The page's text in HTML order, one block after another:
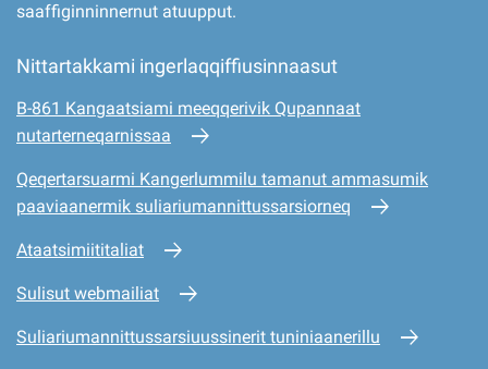
saaffiginninnernut atuupput.
Nittartakkami ingerlaqqiffiusinnaasut
B-861 Kangaatsiami meeqqerivik Qupannaat
nutarterneqarnissaa
Qeqertarsuarmi Kangerlummilu tamanut ammasumik
paaviaanermik suliariumannittussarsiorneq
Ataatsimiititaliat
Sulisut webmailiat
Suliariumannittussarsiuussinerit tuniniaanerillu